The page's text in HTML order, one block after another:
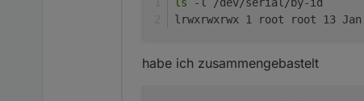
ls -l /dev/serial/by-id
lrwxrwxrwx 1 root root 13 Jan
habe ich zusammengebastelt